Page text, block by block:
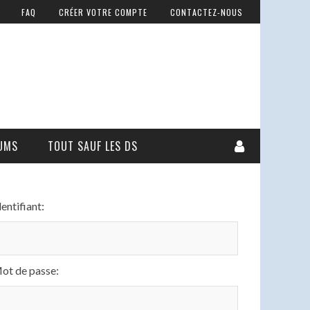
FAQ CRÉER VOTRE COMPTE CONTACTEZ-NOUS
TOUT SAUF LES DS
de passe: